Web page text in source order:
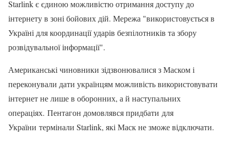
Starlink є єдиною можливістю отримання доступу до
інтернету в зоні бойових дій. Мережа "використовується в
Україні для координації ударів безпілотників та збору
розвідувальної інформації".
Американські чиновники зідзвонювалися з Маском і
переконували дати українцям можливість використовувати
інтернет не лише в оборонних, а й наступальних
операціях. Пентагон домовлявся придбати для
України термінали Starlink, які Маск не зможе відключати.